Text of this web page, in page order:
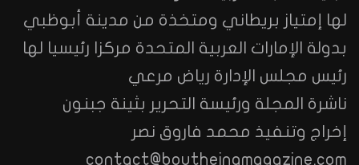
لها إمتياز بريطاني ومتخذة من مدينة أبوظبي
بدولة الإمارات العربية المتحدة مركزا رئيسيا لها
رئيس مجلس الإدارة رياض مرعي
ناشرة المجلة ورئيسة التحرير بثينة جبنون
إخراج وتنفيذ محمد فاروق نصر
contact@boutheinamagazine.com